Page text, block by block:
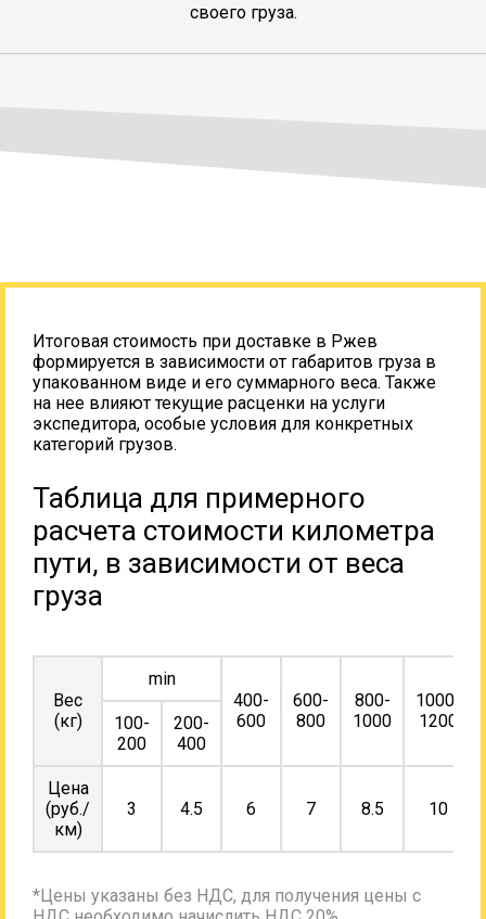
своего груза.
Итоговая стоимость при доставке в Ржев
формируется в зависимости от габаритов груза в
упакованном виде и его суммарного веса. Также
на нее влияют текущие расценки на услуги
экспедитора, особые условия для конкретных
категорий грузов.
Таблица для примерного
расчета стоимости километра
пути, в зависимости от веса
груза
Вес
(кг)
min
400-
600
600-
800
800-
1000
1000-
1200
100-
200
200-
400
Цена
(руб./
км)
3 4.5 6 7 8.5 10
*Цены указаны без НДС, для получения цены с